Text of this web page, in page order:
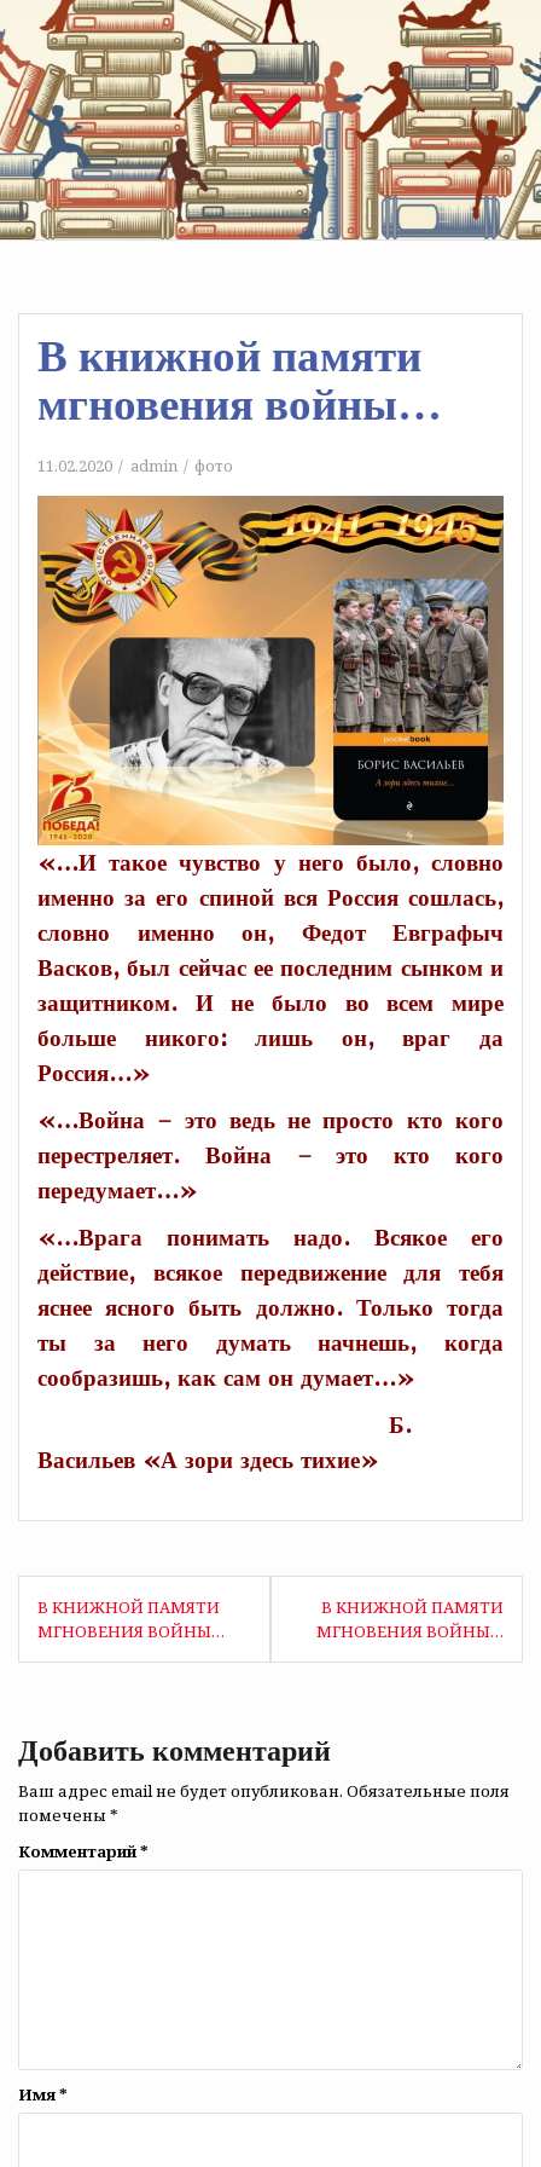
В книжной памяти
мгновения войны…
11.02.2020 admin фото
«…И такое чувство у него было, словно
именно за его спиной вся Россия сошлась,
словно именно он, Федот Евграфыч
Васков, был сейчас ее последним сынком и
защитником. И не было во всем мире
больше никого: лишь он, враг да
Россия…»
«…Война – это ведь не просто кто кого
перестреляет. Война – это кто кого
передумает…»
«…Врага понимать надо. Всякое его
действие, всякое передвижение для тебя
яснее ясного быть должно. Только тогда
ты за него думать начнешь, когда
сообразишь, как сам он думает…»
Б.
Васильев «А зори здесь тихие»
Навигация
по
В КНИЖНОЙ ПАМЯТИ
МГНОВЕНИЯ ВОЙНЫ…
В КНИЖНОЙ ПАМЯТИ
МГНОВЕНИЯ ВОЙНЫ…
Добавить комментарий
Ваш адрес email не будет опубликован. Обязательные поля
помечены *
Комментарий*
Имя*